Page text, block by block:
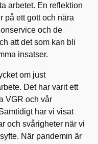
arbetet. En reflektion
på ett gott och nära
och de
att det som kan bli
insatser.
om just
Det har varit ett
VGR och vår
har vi visat
och svårigheter när vi
När pandemin är